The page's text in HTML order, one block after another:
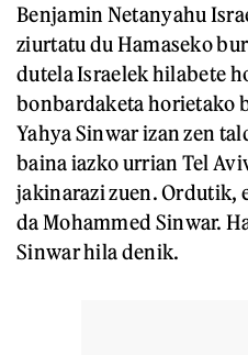
Benjamin Netanyahu
ziurtatu du Hamaseko
dutela Israelek hilabete
bonbardaketa horietako
Yahya Sinwar izan zen
baina iazko urrian Tel
jakinarazi zuen. Ordutik,
da Mohammed Sinwar.
Sinwar hila denik.